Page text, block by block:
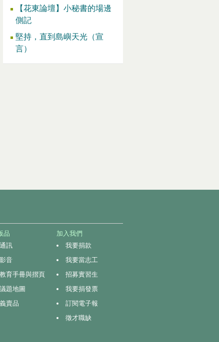
【花東論壇】小秘書的場邊
側記
堅持，直到島嶼天光（宣
言）
品
通訊
影音
教育手冊與摺頁
議題地圖
義賣品
加入我們
我要捐款
我要當志工
招募實習生
我要捐發票
訂閱電子報
徵才職缺